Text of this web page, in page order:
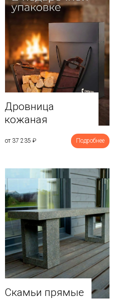
Дровница
кожаная
от 37 235 ₽ Подробнее
Скамьи прямые